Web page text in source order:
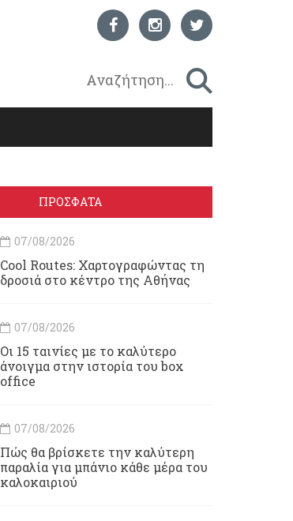
ΠΡΟΣΦΑΤΑ
07/08/2026
Cool Routes: Χαρτογραφώντας τη
δροσιά στο κέντρο της Αθήνας
07/08/2026
Οι 15 ταινίες με το καλύτερο
άνοιγμα στην ιστορία του box
office
07/08/2026
Πώς θα βρίσκετε την καλύτερη
παραλία για μπάνιο κάθε μέρα του
καλοκαιριού